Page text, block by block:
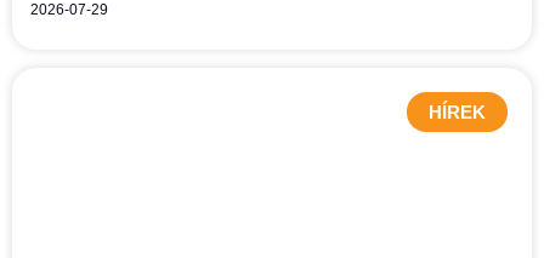
2026-07-29
HÍREK